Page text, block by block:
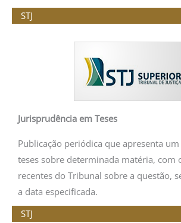
STJ
Jurisprudência em Teses
Publicação periódica que apresenta
teses sobre determinada matéria, com
recentes do Tribunal sobre a questão,
a data especificada.
STJ